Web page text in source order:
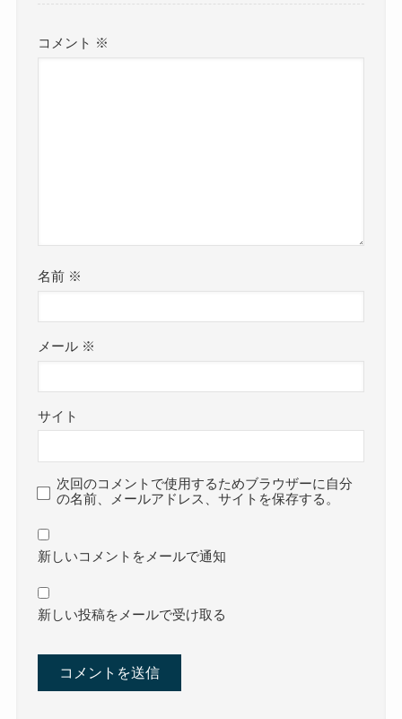
コメント ※
名前 ※
メール ※
サイト
次回のコメントで使用するためブラウザーに自分
の名前、メールアドレス、サイトを保存する。
新しいコメントをメールで通知
新しい投稿をメールで受け取る